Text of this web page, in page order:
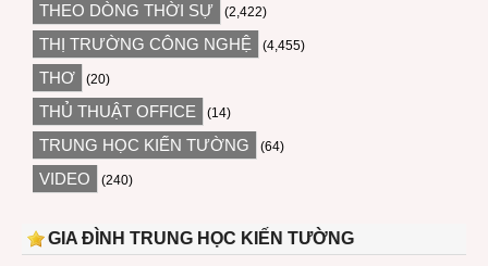
THEO DÒNG THỜI SỰ (2,422)
THỊ TRƯỜNG CÔNG NGHỆ (4,455)
THƠ (20)
THỦ THUẬT OFFICE (14)
TRUNG HỌC KIẾN TƯỜNG (64)
VIDEO (240)
GIA ĐÌNH TRUNG HỌC KIẾN TƯỜNG